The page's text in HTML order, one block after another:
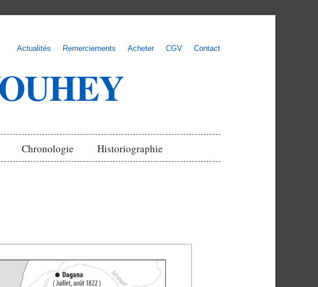
Actualités Remerciements Acheter CGV Contact
Chronologie Historiographie